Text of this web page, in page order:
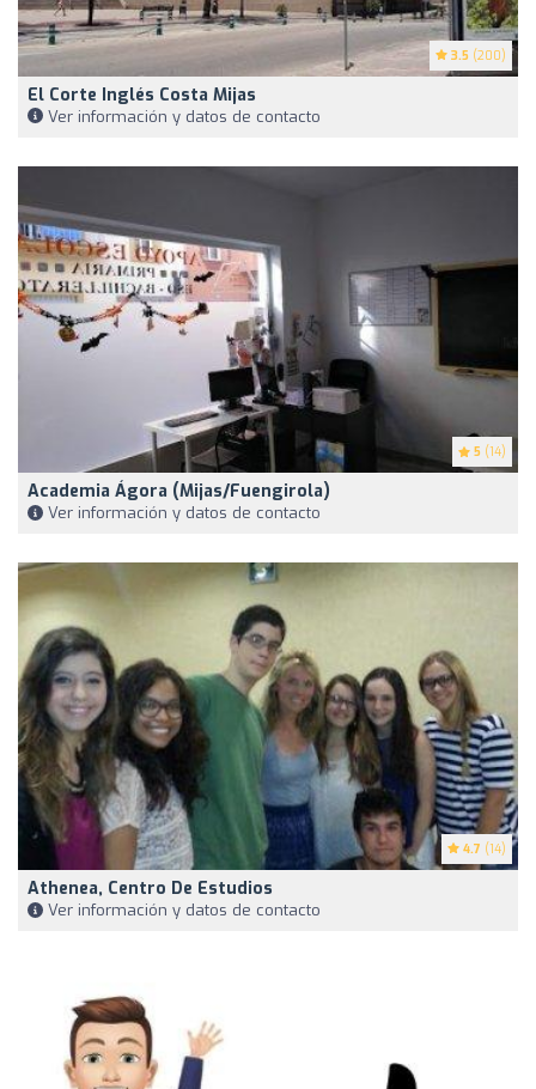
3.5 (200)
El Corte Inglés Costa Mijas
Ver información y datos de contacto
5 (14)
Academia Ágora (mijas/fuengirola)
Ver información y datos de contacto
4.7 (14)
Athenea, Centro De Estudios
Ver información y datos de contacto